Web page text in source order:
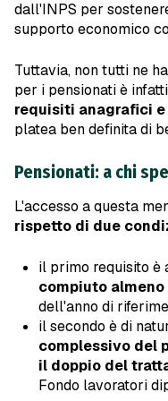
dall'INPS per
supporto economico
Tuttavia, non tutti ne
per i pensionati è
requisiti anagrafici
platea ben definita di
Pensionati: a chi
L'accesso a questa
rispetto di due
il primo requisito è
compiuto almeno
dell'anno di
il secondo è di
complessivo del
il doppio del
Fondo lavoratori